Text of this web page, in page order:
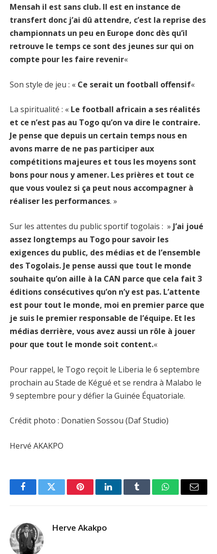
Mensah il est sans club. Il est en instance de
transfert donc j’ai dû attendre, c’est la reprise des
championnats un peu en Europe donc dès qu’il
retrouve le temps ce sont des jeunes sur qui on
compte pour les faire revenir«
Son style de jeu : « Ce serait un football offensif«
La spiritualité : « Le football africain a ses réalités
et ce n’est pas au Togo qu’on va dire le contraire.
Je pense que depuis un certain temps nous en
avons marre de ne pas participer aux
compétitions majeures et tous les moyens sont
bons pour nous y amener. Les prières et tout ce
que vous voulez si ça peut nous accompagner à
réaliser les performances. »
Sur les attentes du public sportif togolais : » J’ai joué
assez longtemps au Togo pour savoir les
exigences du public, des médias et de l’ensemble
des Togolais. Je pense aussi que tout le monde
souhaite qu’on aille à la CAN parce que cela fait 3
éditions consécutives qu’on n’y est pas. L’attente
est pour tout le monde, moi en premier parce que
je suis le premier responsable de l’équipe. Et les
médias derrière, vous avez aussi un rôle à jouer
pour que tout le monde soit content.«
Pour rappel, le Togo reçoit le Liberia le 6 septembre
prochain au Stade de Kégué et se rendra à Malabo le
9 septembre pour y défier la Guinée Équatoriale.
Crédit photo : Donatien Sossou (Daf Studio)
Hervé AKAKPO
FacebookTwitter PinterestLinkedInTumblr WhatsAppEmail
Herve Akakpo